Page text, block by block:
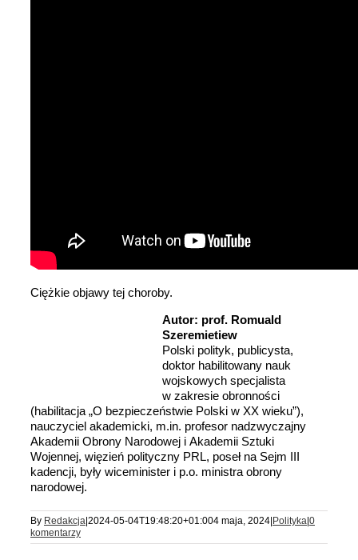
Ciężkie objawy tej choroby.
Autor: prof. Romuald
Szeremietiew
Polski polityk, publicysta,
doktor habilitowany nauk
wojskowych specjalista
w zakresie obronności
(habilitacja „O bezpieczeństwie Polski w XX wieku”),
nauczyciel akademicki, m.in. profesor nadzwyczajny
Akademii Obrony Narodowej i Akademii Sztuki
Wojennej, więzień polityczny PRL, poseł na Sejm III
kadencji, były wiceminister i p.o. ministra obrony
narodowej.
By Redakcja|2024-05-04T19:48:20+01:004 maja, 2024|Polityka|0
komentarzy